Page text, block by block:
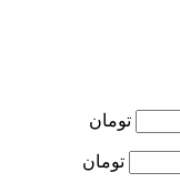
تومان
تومان